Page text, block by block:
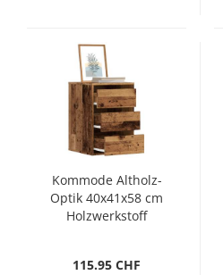
Kommode Altholz-
Optik 40x41x58 cm
Holzwerkstoff
115.95 CHF